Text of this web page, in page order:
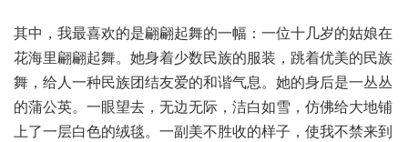
其中，我最喜欢的是翩翩起舞的一幅：一位十几岁的姑娘在
花海里翩翩起舞。她身着少数民族的服装，跳着优美的民族
舞，给人一种民族团结友爱的和谐气息。她的身后是一丛丛
的蒲公英。一眼望去，无边无际，洁白如雪，仿佛给大地铺
上了一层白色的绒毯。一副美不胜收的样子，使我不禁来到